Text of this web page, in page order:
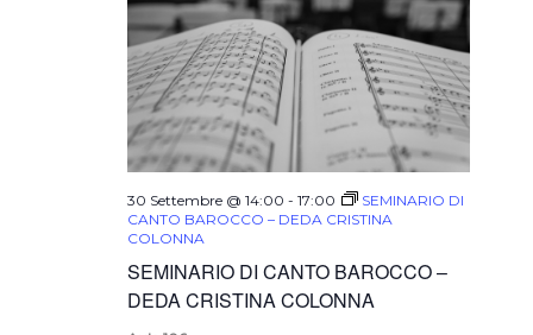
SEMINARIO DI CANTO BAROCCO –
DEDA CRISTINA COLONNA
30 Settembre @ 14:00 -17:00
SEMINARIO DI
CANTO BAROCCO – DEDA CRISTINA
COLONNA